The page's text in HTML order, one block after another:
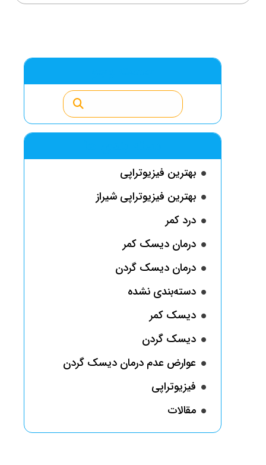
بهترین فیزیوتراپی
بهترین فیزیوتراپی شیراز
درد کمر
درمان دیسک کمر
درمان دیسک گردن
دسته‌بندی نشده
دیسک کمر
دیسک گردن
عوارض عدم درمان دیسک گردن
فیزیوتراپی
مقالات